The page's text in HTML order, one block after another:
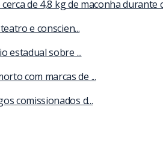
de 4,8 kg de maconha durante
e conscien...
estadual sobre ...
com marcas de ...
comissionados d...